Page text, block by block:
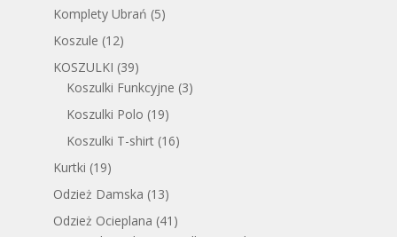
Komplety Ubrań (5)
Koszule (12)
KOSZULKI (39)
Koszulki Funkcyjne (3)
Koszulki Polo (19)
Koszulki T-shirt (16)
Kurtki (19)
Odzież Damska (13)
Odzież Ocieplana (41)